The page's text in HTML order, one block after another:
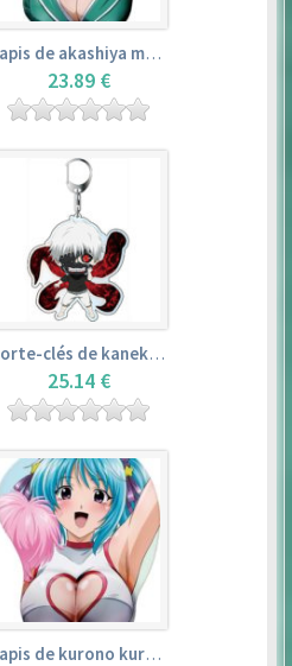
Tapis de akashiya moka – rosario + vampire
23.89 €
Porte-clés de kaneki ken – tokyo ghoul
25.14 €
Tapis de kurono kurumu – rosario + vampire